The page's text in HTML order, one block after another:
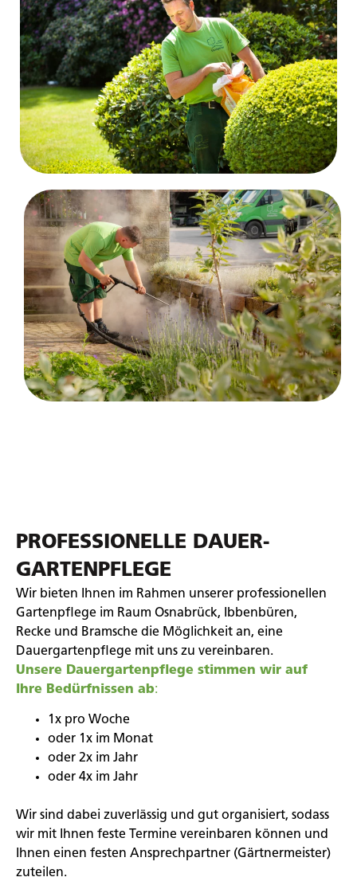
PROFESSIONELLE DAUER-
GARTENPFLEGE
Wir bieten Ihnen im Rahmen unserer professionellen
Gartenpflege im Raum Osnabrück, Ibbenbüren,
Recke und Bramsche die Möglichkeit an, eine
Dauergartenpflege mit uns zu vereinbaren.
Unsere Dauergartenpflege stimmen wir auf
Ihre Bedürfnissen ab:
1x pro Woche
oder 1x im Monat
oder 2x im Jahr
oder 4x im Jahr
Wir sind dabei zuverlässig und gut organisiert, sodass
wir mit Ihnen feste Termine vereinbaren können und
Ihnen einen festen Ansprechpartner (Gärtnermeister)
zuteilen.